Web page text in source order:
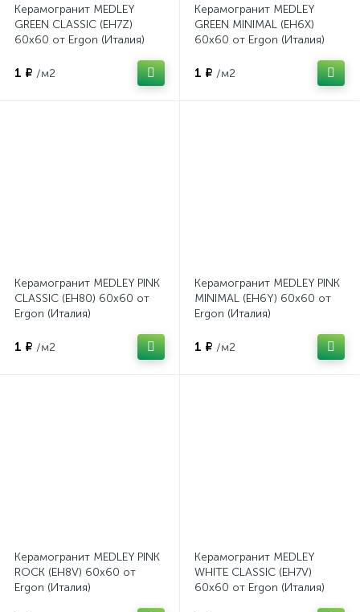
Керамогранит MEDLEY
GREEN CLASSIC (EH7Z)
60x60 от Ergon (Италия)
1 ₽ /м2
Керамогранит MEDLEY
GREEN MINIMAL (EH6X)
60x60 от Ergon (Италия)
1 ₽ /м2
Керамогранит MEDLEY PINK
CLASSIC (EH80) 60x60 от
Ergon (Италия)
1 ₽ /м2
Керамогранит MEDLEY PINK
MINIMAL (EH6Y) 60x60 от
Ergon (Италия)
1 ₽ /м2
Керамогранит MEDLEY PINK
ROCK (EH8V) 60x60 от
Ergon (Италия)
Керамогранит MEDLEY
WHITE CLASSIC (EH7V)
60x60 от Ergon (Италия)